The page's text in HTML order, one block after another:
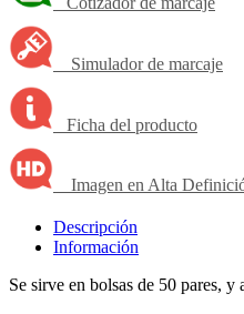
Simulador de marcaje
Ficha del producto
Imagen en Alta
Descripción
Información
Se sirve en bolsas de 50 pares,